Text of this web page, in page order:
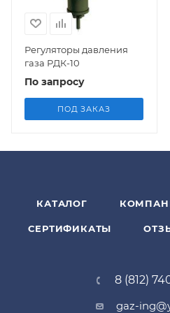
Регуляторы давления
газа РДК-10
По запросу
ПОД ЗАКАЗ
КАТАЛОГ
СЕРТИФИКАТЫ
8 (812)
gaz-